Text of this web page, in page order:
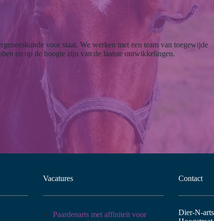
voor staat. We werken met een team van toegewijde
en op de hoogte zijn van de laatste ontwikkelingen.
Vacatures
Paardenarts met affiniteit voor
Contact
Dier-N-